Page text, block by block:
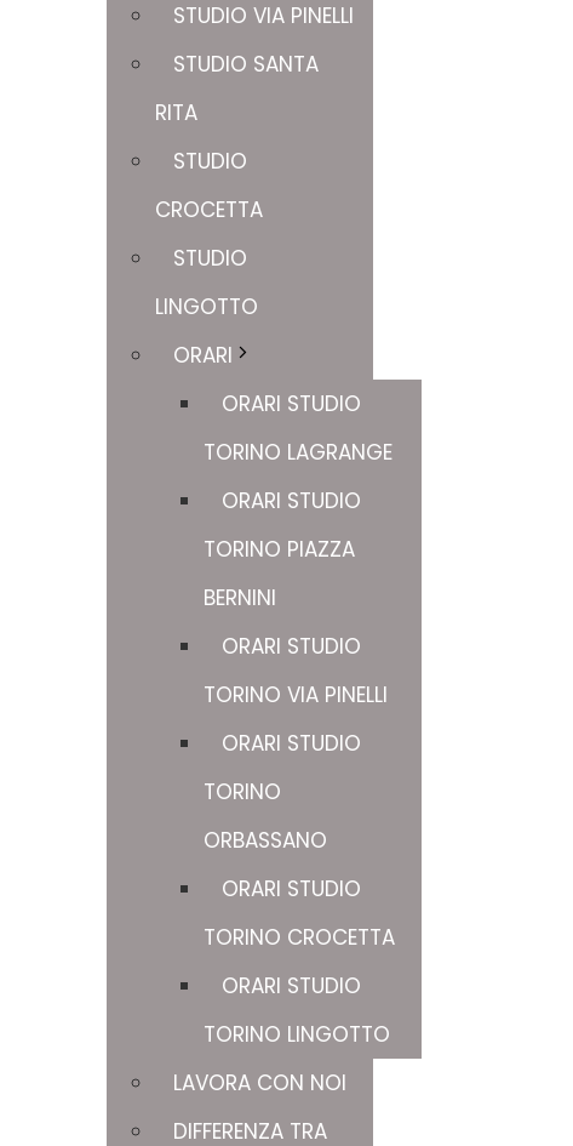
STUDIO VIA PINELLI
STUDIO SANTA
RITA
STUDIO
CROCETTA
STUDIO
LINGOTTO
ORARI
ORARI STUDIO
TORINO LAGRANGE
ORARI STUDIO
TORINO PIAZZA
BERNINI
ORARI STUDIO
TORINO VIA PINELLI
ORARI STUDIO
TORINO
ORBASSANO
ORARI STUDIO
TORINO CROCETTA
ORARI STUDIO
TORINO LINGOTTO
LAVORA CON NOI
DIFFERENZA TRA